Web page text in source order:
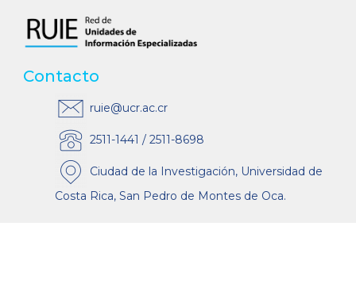
Contacto
ruie@ucr.ac.cr
2511-1441 / 2511-8698
Ciudad de la Investigación, Universidad de
Costa Rica, San Pedro de Montes de Oca.